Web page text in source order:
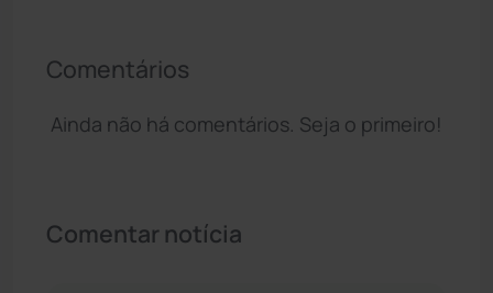
Comentários
Ainda não há comentários. Seja o primeiro!
Comentar notícia